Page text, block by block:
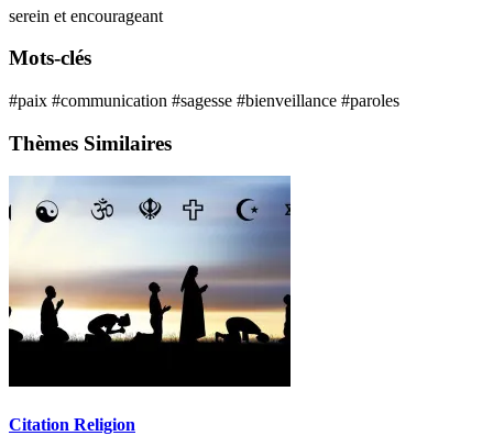
serein et encourageant
Mots-clés
#paix #communication #sagesse #bienveillance #paroles
Thèmes Similaires
Citation Religion